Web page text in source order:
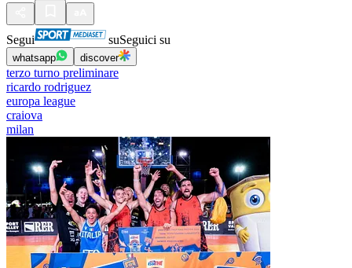
Segui suSeguici su
whatsapp discover
terzo turno preliminare
ricardo rodriguez
europa league
craiova
milan